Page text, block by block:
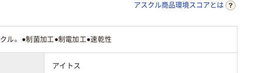
アスクル商品環境スコアとは
ル。 ●制菌加工●制電加工●速乾性
アイトス